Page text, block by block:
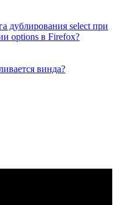
дублирования select при
options в Firefox?
винда?